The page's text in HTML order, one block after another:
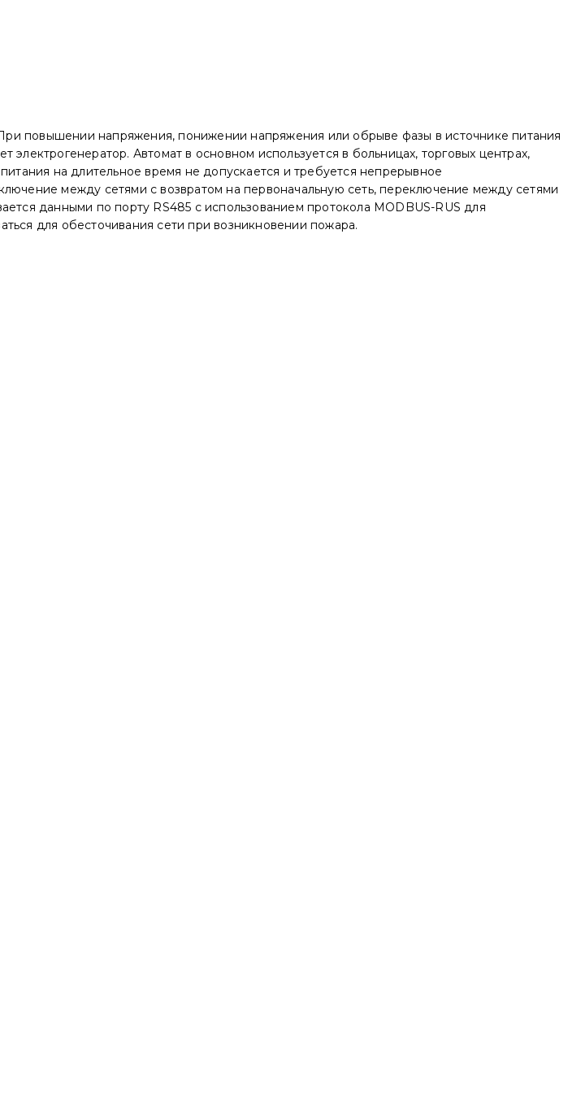
повышении напряжения, понижении напряжения или обрыве фазы в источнике питания
Автомат в основном используется в больницах, торговых центрах,
на длительное время не допускается и требуется непрерывное
между сетями с возвратом на первоначальную сеть, переключение между сетями
данными по порту RS485 с использованием протокола MODBUS-RUS для
для обесточивания сети при возникновении пожара.